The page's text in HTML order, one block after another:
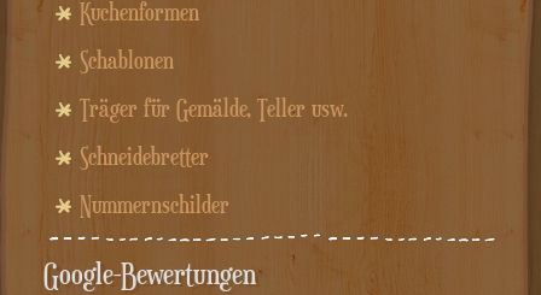
Kuchenformen
Schablonen
Träger für Gemälde, Teller usw.
Schneidebretter
Nummernschilder
Google-Bewertungen